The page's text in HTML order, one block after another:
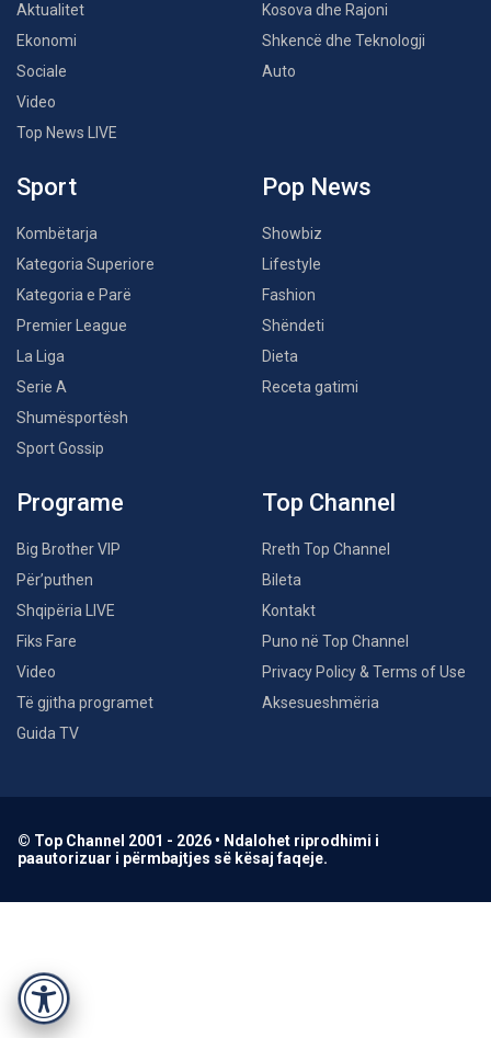
Accessibility
Aktualitet
Ekonomi
Sociale
Video
Top News LIVE
Kosova dhe Rajoni
Shkencë dhe Teknologji
Auto
Sport
Kombëtarja
Kategoria Superiore
Kategoria e Parë
Premier League
La Liga
Serie A
Shumësportësh
Sport Gossip
Pop News
Showbiz
Lifestyle
Fashion
Shëndeti
Dieta
Receta gatimi
Programe
Big Brother VIP
Për’puthen
Shqipëria LIVE
Fiks Fare
Video
Të gjitha programet
Guida TV
Top Channel
Rreth Top Channel
Bileta
Kontakt
Puno në Top Channel
Privacy Policy & Terms of Use
Aksesueshmëria
© Top Channel 2001 - 2026 • Ndalohet riprodhimi i
paautorizuar i përmbajtjes së kësaj faqeje.